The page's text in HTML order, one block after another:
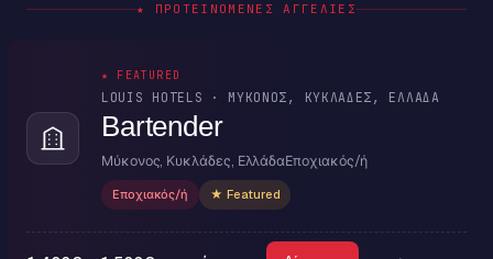
ΠΡΟΤΕΙΝΌΜΕΝΕΣ ΑΓΓΕΛΊΕΣ
★ FEATURED
LOUIS HOTELS · ΜΎΚΟΝΟΣ, ΚΥΚΛΆΔΕΣ, ΕΛΛΆΔΑ
Bartender
Μύκονος, Κυκλάδες, ΕλλάδαΕποχιακός/ή
Εποχιακός/ή ★ Featured